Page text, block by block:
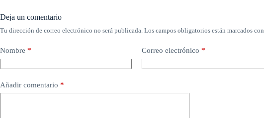
Deja un comentario
Tu dirección de correo electrónico no será publicada. Los campos obligatorios están marcados con
Nombre * Correo electrónico *
Añadir comentario *